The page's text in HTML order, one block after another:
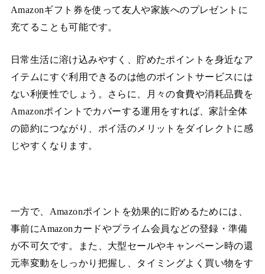
Amazonギフト券を使って友人や家族へのプレゼントに
充てることも可能です。
日常生活に溶け込みやすく、貯めたポイントを身近なア
イテムにすぐ利用できるのは他のポイントサービスには
ない利便性でしょう。さらに、月々の食費や消耗品費を
Amazonポイントでカバーする運用をすれば、家計全体
の節約につながり、ポイ活のメリットをダイレクトに感
じやすくなります。
一方で、Amazonポイントを効果的に貯めるためには、
事前にAmazonカードやプライム会員などの登録・準備
が不可欠です。また、大型セールやキャンペーン時の還
元率変動をしっかり把握し、タイミングよく買い物をす